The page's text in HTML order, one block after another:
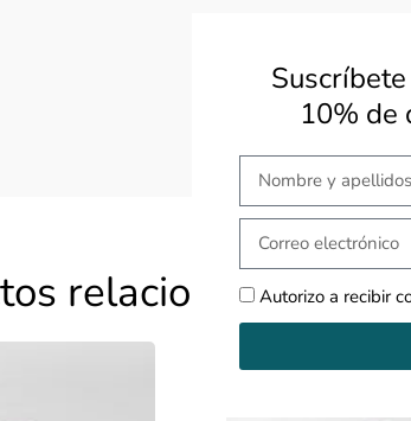
relacionados
10% de
Autorizo a recibir